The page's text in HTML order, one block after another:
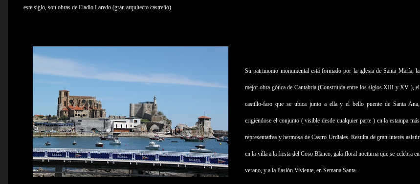
este siglo, son obras de Eladio Laredo (gran arquitecto castreño).
Su patrimonio monumental está formado por la iglesia de Santa María, la
mejor obra gótica de Cantabria (Construida entre los siglos XIII y XV ), el
castillo-faro que se ubica junto a ella y el bello puente de Santa Ana,
erigiéndose el conjunto ( visible desde cualquier parte ) en la estampa más
representativa y hermosa de Castro Urdiales. Resulta de gran interés asistir
en la villa a la fiesta del Coso Blanco, gala floral nocturna que se celebra en
verano, y a la Pasión Viviente, en Semana Santa.